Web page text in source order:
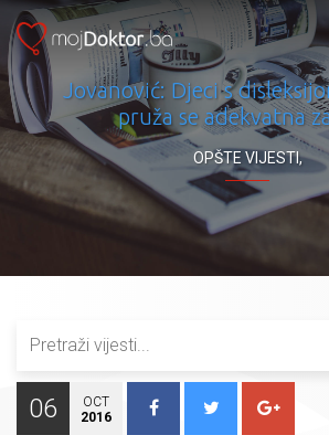
Jovanović: Djeci s
pruža se adekvatna
OPŠTE VIJESTI,
06
OCT
2016